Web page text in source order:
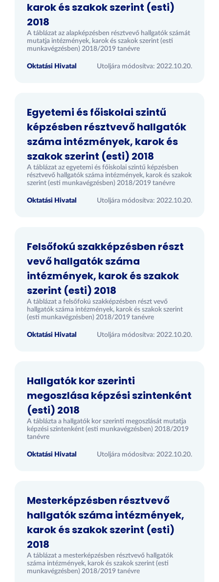
karok és szakok szerint (esti)
2018
A táblázat az alapképzésben résztvevő hallgatók számát
mutatja intézmények, karok és szakok szerint (esti
munkavégzésben) 2018/2019 tanévre
Oktatási Hivatal Utoljára módosítva: 2022.10.20.
Egyetemi és főiskolai szintű
képzésben résztvevő hallgatók
száma intézmények, karok és
szakok szerint (esti) 2018
A táblázat az egyetemi és főiskolai szintű képzésben
résztvevő hallgatók száma intézmények, karok és szakok
szerint (esti munkavégzésben) 2018/2019 tanévre
Oktatási Hivatal Utoljára módosítva: 2022.10.20.
Felsőfokú szakképzésben részt
vevő hallgatók száma
intézmények, karok és szakok
szerint (esti) 2018
A táblázat a felsőfokú szakképzésben részt vevő
hallgatók száma intézmények, karok és szakok szerint
(esti munkavégzésben) 2018/2019 tanévre
Oktatási Hivatal Utoljára módosítva: 2022.10.20.
Hallgatók kor szerinti
megoszlása képzési szintenként
(esti) 2018
A táblázta a hallgatók kor szerinti megoszlását mutatja
képzési szintenként (esti munkavégzésben) 2018/2019
tanévre
Oktatási Hivatal Utoljára módosítva: 2022.10.20.
Mesterképzésben résztvevő
hallgatók száma intézmények,
karok és szakok szerint (esti)
2018
A táblázat a mesterképzésben résztvevő hallgatók
száma intézmények, karok és szakok szerint (esti
munkavégzésben) 2018/2019 tanévre